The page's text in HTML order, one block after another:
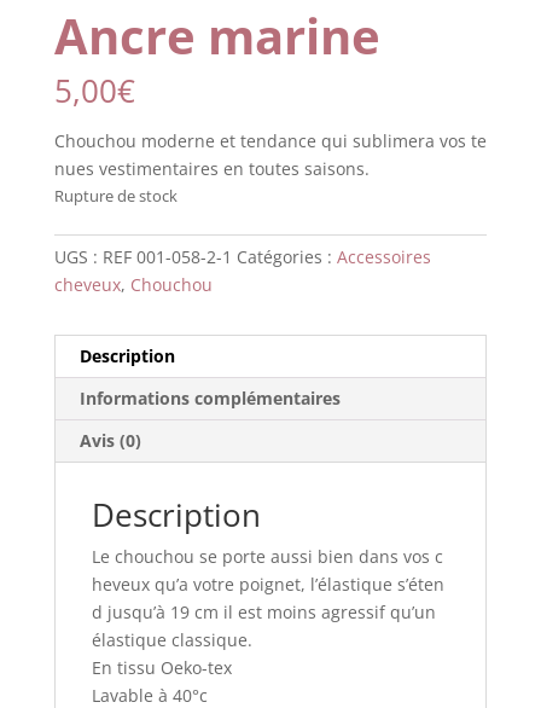
Ancre marine
5,00€
Chouchou moderne et tendance qui sublimera vos te
nues vestimentaires en toutes saisons.
Rupture de stock
UGS : REF 001-058-2-1 Catégories : Accessoires
cheveux, Chouchou
Description
Informations complémentaires
Avis (0)
Description
Le chouchou se porte aussi bien dans vos c
heveux qu’a votre poignet, l’élastique s’éten
d jusqu’à 19 cm il est moins agressif qu’un
élastique classique.
En tissu Oeko-tex
Lavable à 40°c